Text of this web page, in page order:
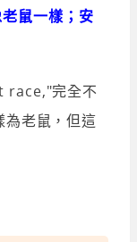
老鼠一樣；安
race,"完全不
老鼠，但這